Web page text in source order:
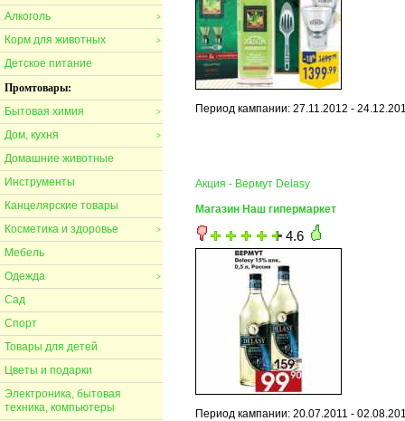
>
Алкоголь
>
Корм для животных
Детское питание
Промтовары:
>
Бытовая химия
>
Дом, кухня
Домашние животные
Инструменты
Канцелярские товары
>
Косметика и здоровье
Мебель
>
Одежда
Сад
Спорт
Товары для детей
Цветы и подарки
Электроника, бытовая
техника, компьютеры
Период кампании: 27.11.2012 -
Акция - Вермут Delasy
Магазин Наш гипермаркет
4.6
Период кампании: 20.07.2011 -